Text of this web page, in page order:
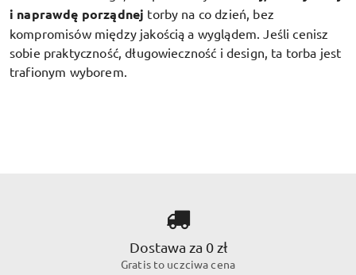
i naprawdę porządnej torby na co dzień, bez
kompromisów między jakością a wyglądem. Jeśli cenisz
sobie praktyczność, długowieczność i design, ta torba jest
trafionym wyborem.
Dostawa za 0 zł
Gratis to uczciwa cena